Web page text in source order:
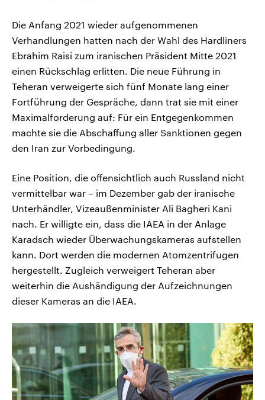
Die Anfang 2021 wieder aufgenommenen
Verhandlungen hatten nach der Wahl des Hardliners
Ebrahim Raisi zum iranischen Präsident Mitte 2021
einen Rückschlag erlitten. Die neue Führung in
Teheran verweigerte sich fünf Monate lang einer
Fortführung der Gespräche, dann trat sie mit einer
Maximalforderung auf: Für ein Entgegenkommen
machte sie die Abschaffung aller Sanktionen gegen
den Iran zur Vorbedingung.
Eine Position, die offensichtlich auch Russland nicht
vermittelbar war – im Dezember gab der iranische
Unterhändler, Vizeaußenminister Ali Bagheri Kani
nach. Er willigte ein, dass die IAEA in der Anlage
Karadsch wieder Überwachungskameras aufstellen
kann. Dort werden die modernen Atomzentrifugen
hergestellt. Zugleich verweigert Teheran aber
weiterhin die Aushändigung der Aufzeichnungen
dieser Kameras an die IAEA.